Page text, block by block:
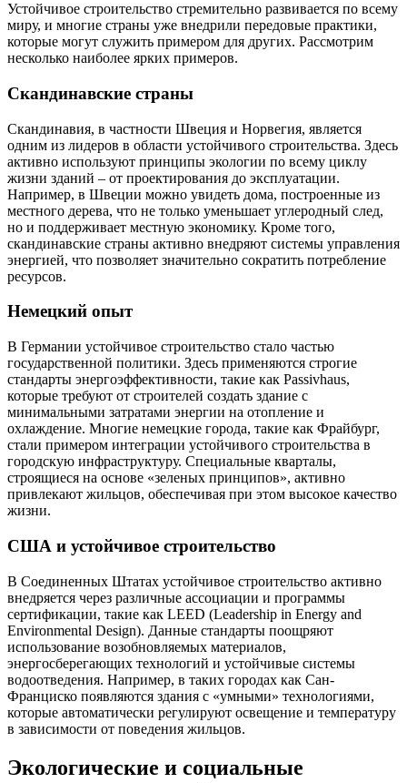
Устойчивое строительство стремительно развивается по всему
миру, и многие страны уже внедрили передовые практики,
которые могут служить примером для других. Рассмотрим
несколько наиболее ярких примеров.
Скандинавские страны
Скандинавия, в частности Швеция и Норвегия, является
одним из лидеров в области устойчивого строительства. Здесь
активно используют принципы экологии по всему циклу
жизни зданий – от проектирования до эксплуатации.
Например, в Швеции можно увидеть дома, построенные из
местного дерева, что не только уменьшает углеродный след,
но и поддерживает местную экономику. Кроме того,
скандинавские страны активно внедряют системы управления
энергией, что позволяет значительно сократить потребление
ресурсов.
Немецкий опыт
В Германии устойчивое строительство стало частью
государственной политики. Здесь применяются строгие
стандарты энергоэффективности, такие как Passivhaus,
которые требуют от строителей создать здание с
минимальными затратами энергии на отопление и
охлаждение. Многие немецкие города, такие как Фрайбург,
стали примером интеграции устойчивого строительства в
городскую инфраструктуру. Специальные кварталы,
строящиеся на основе «зеленых принципов», активно
привлекают жильцов, обеспечивая при этом высокое качество
жизни.
США и устойчивое строительство
В Соединенных Штатах устойчивое строительство активно
внедряется через различные ассоциации и программы
сертификации, такие как LEED (Leadership in Energy and
Environmental Design). Данные стандарты поощряют
использование возобновляемых материалов,
энергосберегающих технологий и устойчивые системы
водоотведения. Например, в таких городах как Сан-
Франциско появляются здания с «умными» технологиями,
которые автоматически регулируют освещение и температуру
в зависимости от поведения жильцов.
Экологические и социальные